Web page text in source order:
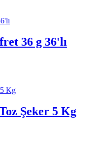
36 g 36'lı
Şeker 5 Kg